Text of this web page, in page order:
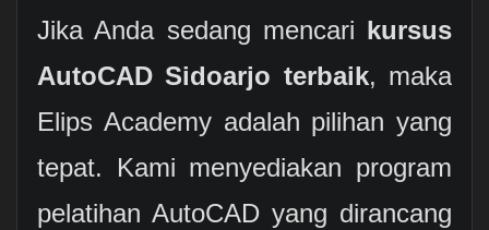
Jika Anda sedang mencari kursus
AutoCAD Sidoarjo terbaik, maka
Elips Academy adalah pilihan yang
tepat. Kami menyediakan program
pelatihan AutoCAD yang dirancang